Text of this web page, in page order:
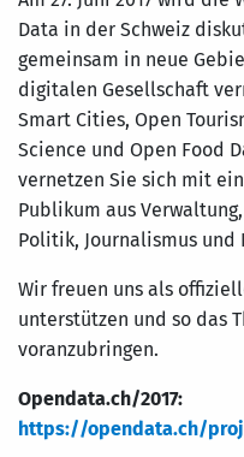
Data in der Schweiz
gemeinsam in neue
digitalen Gesellschaft
Smart Cities, Open
Science und Open Food
vernetzen Sie sich mit
Publikum aus
Politik, Journalismus und
Wir freuen uns als
unterstützen und so das
voranzubringen.
Opendata.ch/2017:
https://opendata.ch/